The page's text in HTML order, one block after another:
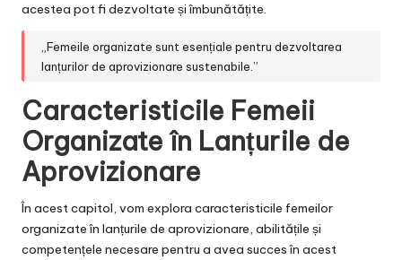
acestea pot fi dezvoltate și îmbunătățite.
„Femeile organizate sunt esențiale pentru dezvoltarea
lanțurilor de aprovizionare sustenabile.”
Caracteristicile Femeii
Organizate în Lanțurile de
Aprovizionare
În acest capitol, vom explora caracteristicile femeilor
organizate în lanțurile de aprovizionare, abilitățile și
competențele necesare pentru a avea succes în acest